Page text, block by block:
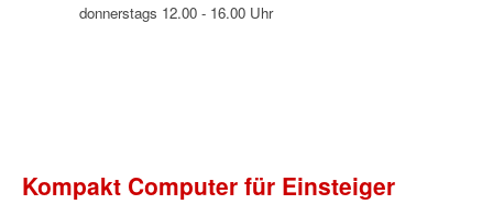
donnerstags 12.00 - 16.00 Uhr
Kompakt Computer für Einsteiger